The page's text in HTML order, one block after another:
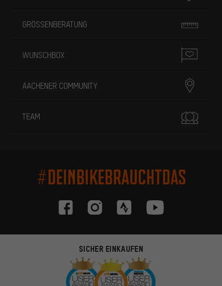
GRÖSSENBERATUNG
WUNSCHBOX
AACHENER COMMUNITY
TEAM
#DEINBIKEBRAUCHTDAS
SICHER EINKAUFEN